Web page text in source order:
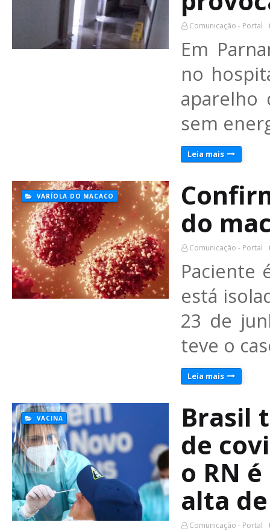
Comunicação - Portal
Em
no
aparelho
sem
Leia mais
VARÍOLA DO MACACO
do
Comunicação - Portal
Paciente
está
23 de
teve o
Leia mais
VACINA
Brasil
de
o RN
alta
Comunicação - Portal